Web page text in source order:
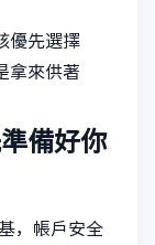
優先選擇
拿來供著
備好你
，帳戶安全